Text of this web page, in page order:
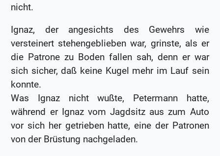
nicht.
Ignaz, der angesichts des Gewehrs wie
versteinert stehengeblieben war, grinste, als er
die Patrone zu Boden fallen sah, denn er war
sich sicher, daß keine Kugel mehr im Lauf sein
konnte.
Was Ignaz nicht wußte, Petermann hatte,
während er Ignaz vom Jagdsitz aus zum Auto
vor sich her getrieben hatte, eine der Patronen
von der Brüstung nachgeladen.